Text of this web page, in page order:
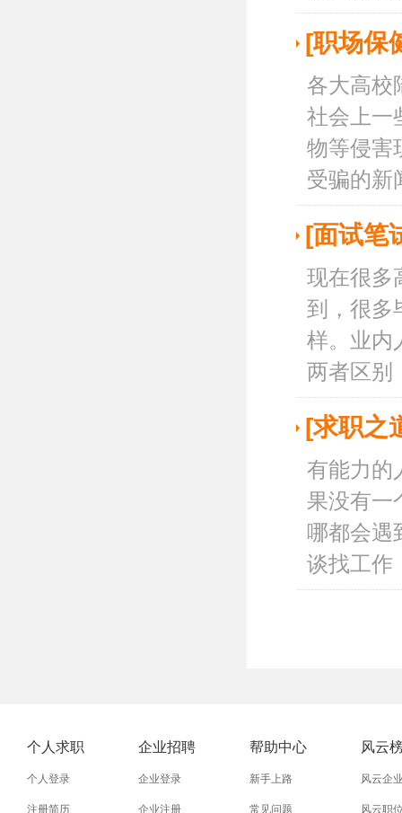
[职场保
各大高校
社会上一
物等侵
受骗的新
[面试笔
现在很多
到，很多
样。业内
两者区别
[求职之
有能力的
果没有一
哪都会遇
谈找工作
个人求职
个人登录
注册简历
企业招聘
企业登录
企业注册
帮助中心
新手上路
常见问题
风云
风云企
风云职